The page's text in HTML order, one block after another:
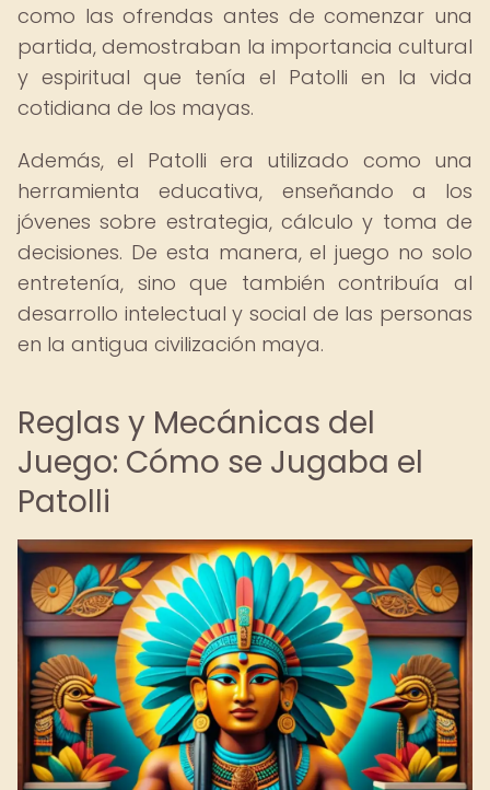
como las ofrendas antes de comenzar una
partida, demostraban la importancia cultural
y espiritual que tenía el Patolli en la vida
cotidiana de los mayas.
Además, el Patolli era utilizado como una
herramienta educativa, enseñando a los
jóvenes sobre estrategia, cálculo y toma de
decisiones. De esta manera, el juego no solo
entretenía, sino que también contribuía al
desarrollo intelectual y social de las personas
en la antigua civilización maya.
Reglas y Mecánicas del
Juego: Cómo se Jugaba el
Patolli